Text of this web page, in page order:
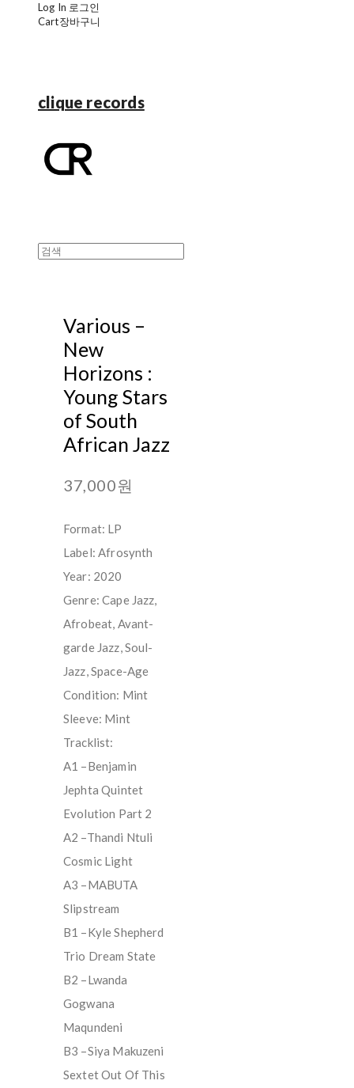
Log In 로그인
Cart장바구니
clique records
Various ‎–
New
Horizons :
Young Stars
of South
African Jazz
37,000원
Format: LP
Label: Afrosynth
Year: 2020
Genre: Cape Jazz,
Afrobeat, Avant-
garde Jazz, Soul-
Jazz, Space-Age
Condition: Mint
Sleeve: Mint
Tracklist:
A1 –Benjamin
Jephta Quintet
Evolution Part 2
A2 –Thandi Ntuli
Cosmic Light
A3 –MABUTA
Slipstream
B1 –Kyle Shepherd
Trio Dream State
B2 –Lwanda
Gogwana
Maqundeni
B3 –Siya Makuzeni
Sextet Out Of This